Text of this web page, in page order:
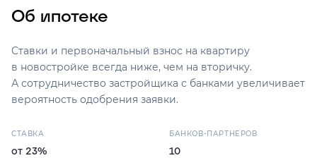
Об ипотеке
Ставки и первоначальный взнос на квартиру
в новостройке всегда ниже, чем на вторичку.
А сотрудничество застройщика с банками увеличивает
вероятность одобрения заявки.
СТАВКА
от 23%
БАНКОВ-ПАРТНЕРОВ
10